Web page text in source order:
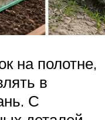
на полотне,
в
С